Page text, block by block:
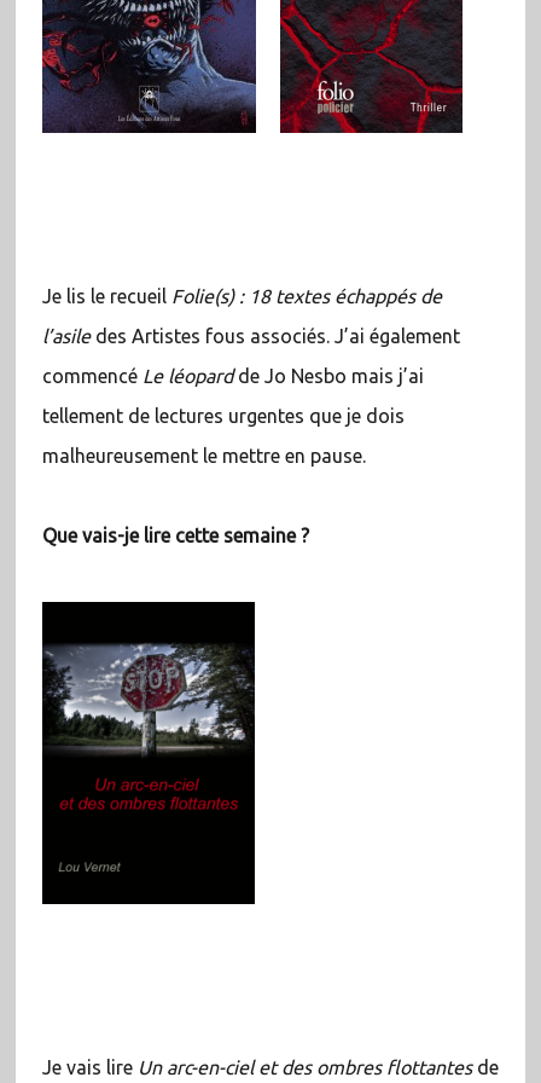
Je lis le recueil Folie(s) : 18 textes échappés de
l’asile des Artistes fous associés. J’ai également
commencé Le léopardde Jo Nesbo mais j’ai
tellement de lectures urgentes que je dois
malheureusement le mettre en pause.
Que vais-je lire cette semaine ?
Je vais lire Un arc-en-ciel et des ombres flottantes de